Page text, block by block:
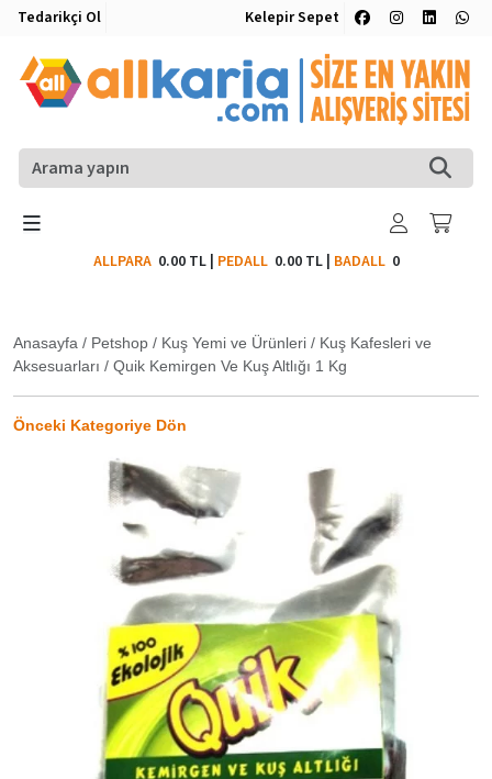
Tedarikçi Ol Kelepir Sepet
ALLPARA 0.00 TL| PEDALL 0.00 TL| BADALL0
Anasayfa / Petshop / Kuş Yemi ve Ürünleri / Kuş Kafesleri ve
Aksesuarları / Quik Kemirgen Ve Kuş Altlığı 1 Kg
Önceki Kategoriye Dön